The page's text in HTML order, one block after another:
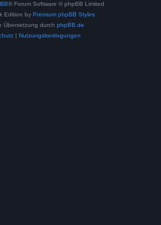
® Forum Software © phpBB Limited
Edition by Premium phpBB Styles
Übersetzung durch phpBB.de
| Nutzungsbedingungen